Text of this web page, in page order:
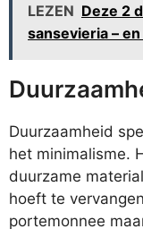
LEZEN Deze 2
sansevieria –
Duurzaamheid
het minimalisme.
duurzame
hoeft te
portemonnee